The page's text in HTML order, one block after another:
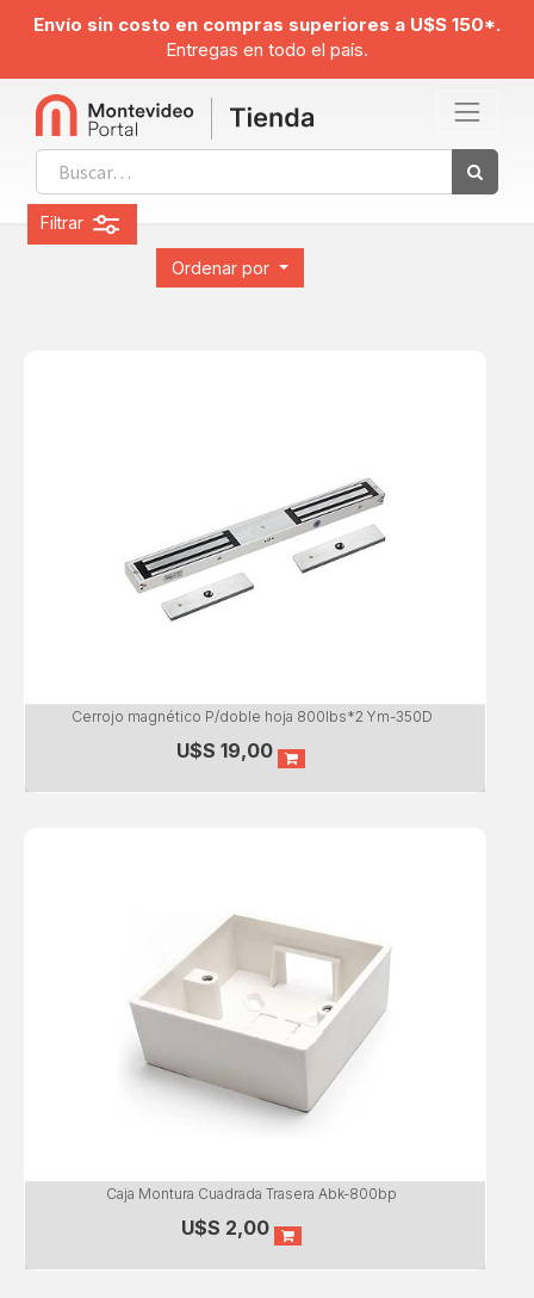
Envío sin costo en compras superiores a U$S 150*.
Entregas en todo el país.
Ordenar por
Filtrar
Cerrojo magnético P/doble hoja 800lbs*2 Ym-350D
U$S19,00
Caja Montura Cuadrada Trasera Abk-800bp
U$S 2,00